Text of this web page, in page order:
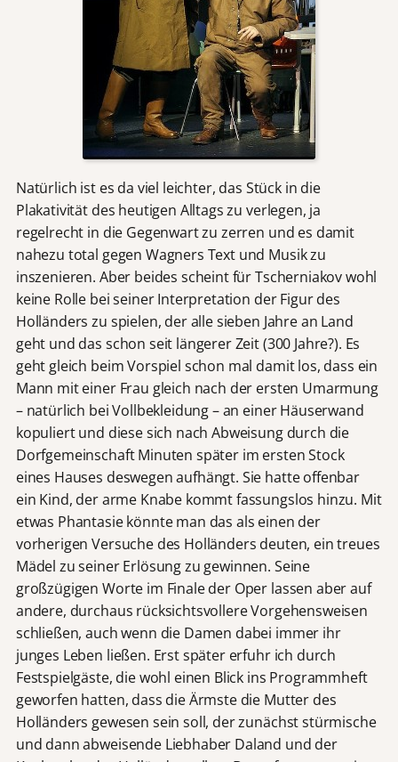
Natürlich ist es da viel leichter, das Stück in die
Plakativität des heutigen Alltags zu verlegen, ja
regelrecht in die Gegenwart zu zerren und es damit
nahezu total gegen Wagners Text und Musik zu
inszenieren. Aber beides scheint für Tscherniakov wohl
keine Rolle bei seiner Interpretation der Figur des
Holländers zu spielen, der alle sieben Jahre an Land
geht und das schon seit längerer Zeit (300 Jahre?). Es
geht gleich beim Vorspiel schon mal damit los, dass ein
Mann mit einer Frau gleich nach der ersten Umarmung
– natürlich bei Vollbekleidung – an einer Häuserwand
kopuliert und diese sich nach Abweisung durch die
Dorfgemeinschaft Minuten später im ersten Stock
eines Hauses deswegen aufhängt. Sie hatte offenbar
ein Kind, der arme Knabe kommt fassungslos hinzu. Mit
etwas Phantasie könnte man das als einen der
vorherigen Versuche des Holländers deuten, ein treues
Mädel zu seiner Erlösung zu gewinnen. Seine
großzügigen Worte im Finale der Oper lassen aber auf
andere, durchaus rücksichtsvollere Vorgehensweisen
schließen, auch wenn die Damen dabei immer ihr
junges Leben ließen. Erst später erfuhr ich durch
Festspielgäste, die wohl einen Blick ins Programmheft
geworfen hatten, dass die Ärmste die Mutter des
Holländers gewesen sein soll, der zunächst stürmische
und dann abweisende Liebhaber Daland und der